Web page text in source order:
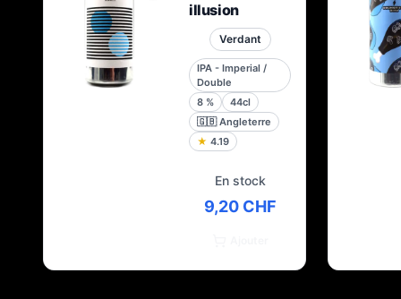
illusion
Verdant
IPA - Imperial /
Double
8 %
44cl
🇬🇧 Angleterre
★ 4.19
En stock
9,20 CHF